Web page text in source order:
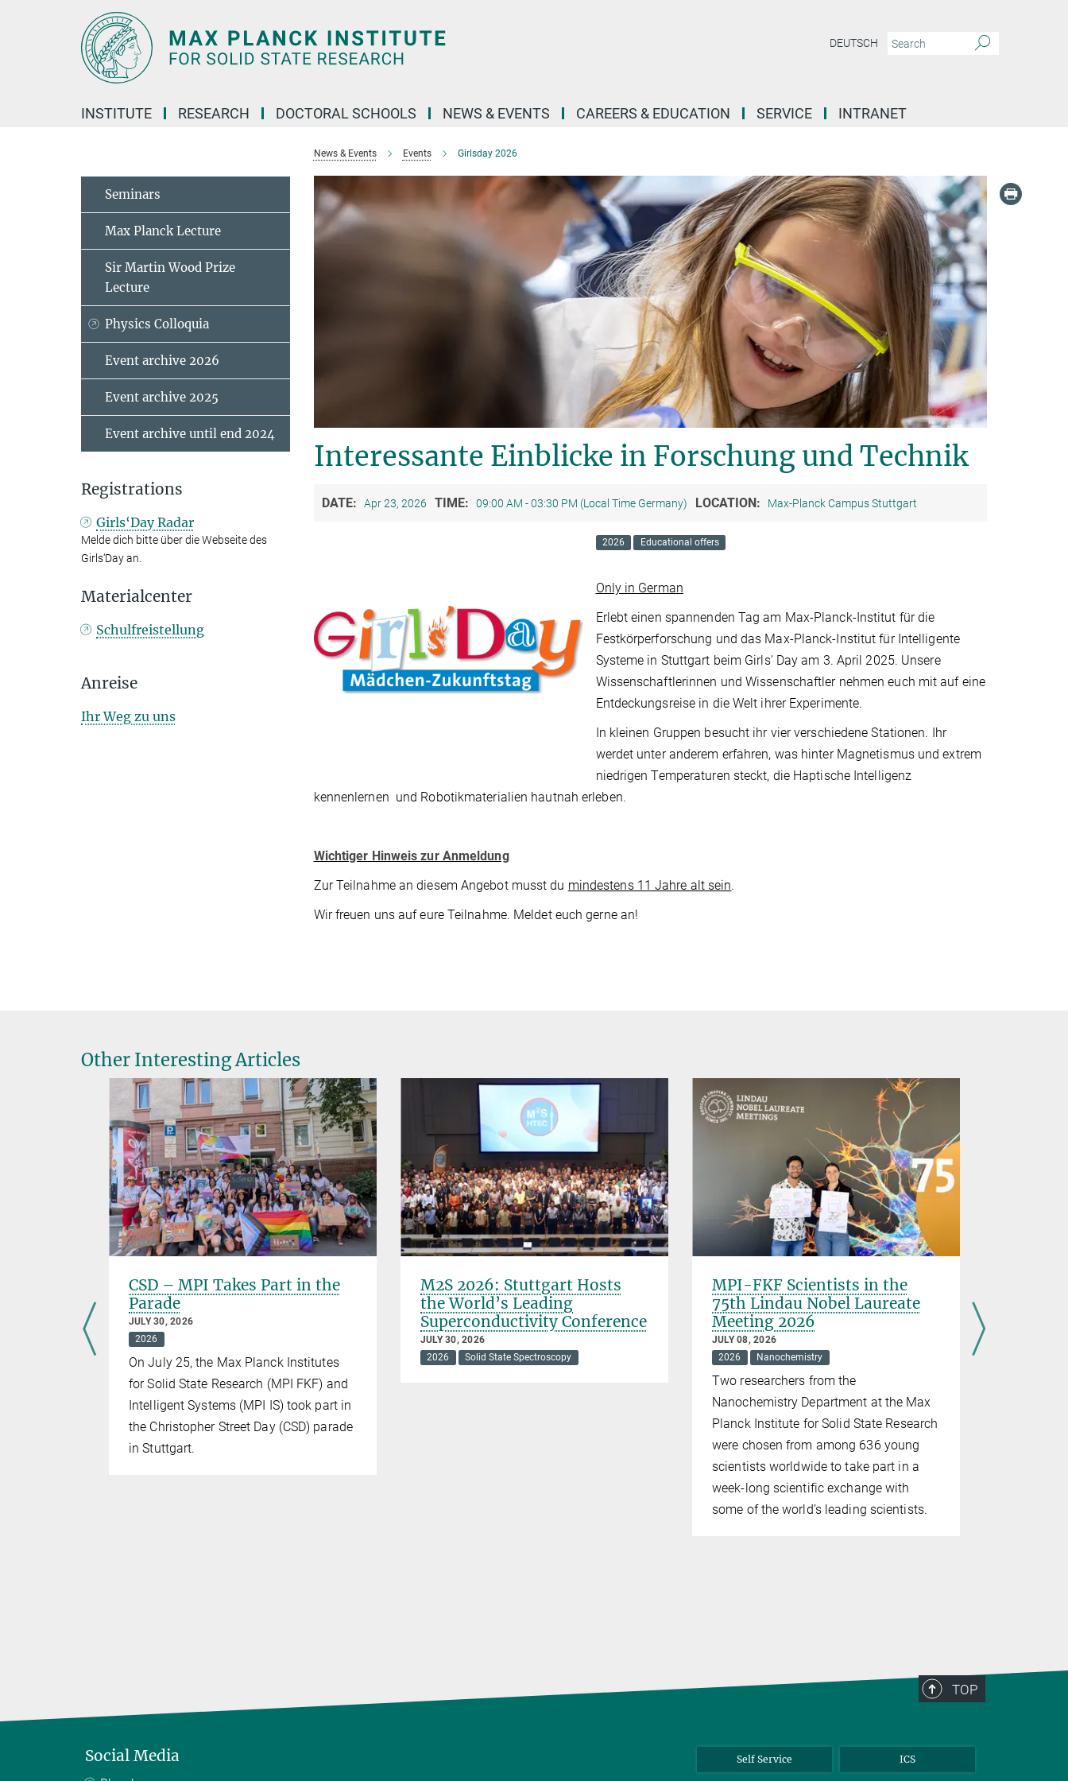
DEUTSCH
INSTITUTE RESEARCH DOCTORAL SCHOOLS NEWS & EVENTS CAREERS & EDUCATION SERVICE INTRANET
News & Events Events Girlsday 2026
Interessante Einblicke in Forschung und Technik
DATE: Apr 23, 2026 TIME: 09:00 AM - 03:30 PM (Local Time Germany) LOCATION: Max-Planck Campus Stuttgart
2026 Educational offers
Only in German
Erlebt einen spannenden Tag am Max-Planck-Institut für die
Festkörperforschung und das Max-Planck-Institut für Intelligente
Systeme in Stuttgart beim Girls' Day am 3. April 2025. Unsere
Wissenschaftlerinnen und Wissenschaftler nehmen euch mit auf eine
Entdeckungsreise in die Welt ihrer Experimente.
In kleinen Gruppen besucht ihr vier verschiedene Stationen. Ihr
werdet unter anderem erfahren, was hinter Magnetismus und extrem
niedrigen Temperaturen steckt, die Haptische Intelligenz
kennenlernen und Robotikmaterialien hautnah erleben.
Wichtiger Hinweis zur Anmeldung
Zur Teilnahme an diesem Angebot musst du mindestens 11 Jahre alt sein.
Wir freuen uns auf eure Teilnahme. Meldet euch gerne an!
Seminars
Max Planck Lecture
Sir Martin Wood Prize
Lecture
Physics Colloquia
Event archive 2026
Event archive 2025
Event archive until end 2024
Registrations
Girls‘Day Radar
Melde dich bitte über die Webseite des
Girls‘Day an.
Materialcenter
Schulfreistellung
Anreise
Ihr Weg zu uns
Other Interesting Articles
CSD – MPI Takes Part in the
Parade
JULY 30, 2026
2026
On July 25, the Max Planck Institutes
for Solid State Research (MPI FKF) and
Intelligent Systems (MPI IS) took part in
the Christopher Street Day (CSD) parade
in Stuttgart.
M2S 2026: Stuttgart Hosts
the World’s Leading
Superconductivity Conference
JULY 30, 2026
2026
Solid State Spectroscopy
MPI-FKF Scientists in the
75th Lindau Nobel Laureate
Meeting 2026
JULY 08, 2026
2026
Nanochemistry
Two researchers from the
Nanochemistry Department at the Max
Planck Institute for Solid State Research
were chosen from among 636 young
scientists worldwide to take part in a
week-long scientific exchange with
some of the world’s leading scientists.
TOP
Social Media Self Service ICS